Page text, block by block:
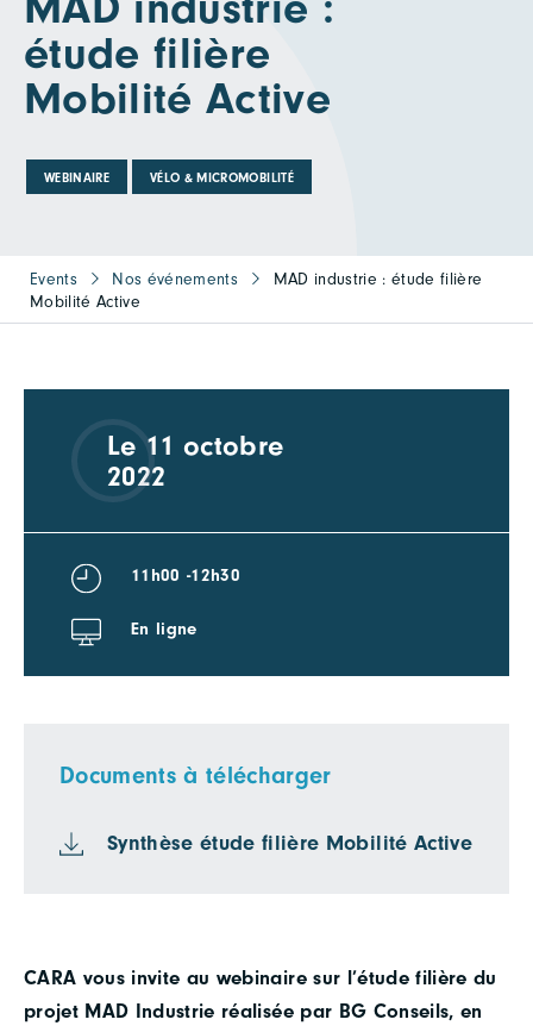
étude filière
Mobilité Active
WEBINAIRE VÉLO & MICROMOBILITÉ
Events Nos événements
MAD industrie : étude filière
Mobilité Active
CARA vous invite au webinaire sur l’étude filière du
projet MAD Industrie réalisée par BG Conseils, en
Le 11 octobre
2022
11h00 -12h30
En ligne
Documents à télécharger
Synthèse étude filière Mobilité Active